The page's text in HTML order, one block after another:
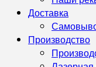
Доставка
Производство